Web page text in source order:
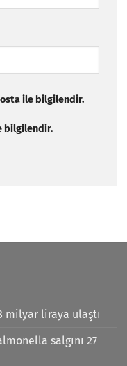
ile bilgilendir.
bilgilendir.
milyar liraya ulaştı
salgını 27